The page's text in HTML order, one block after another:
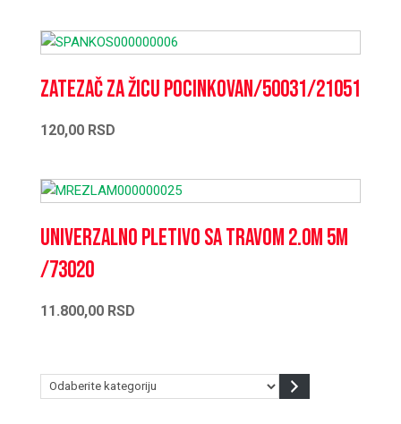
Zatezač za žicu pocinkovan/50031/21051
120,00 RSD
Univerzalno pletivo sa travom 2.0m 5m
/73020
11.800,00 RSD
Odaberite